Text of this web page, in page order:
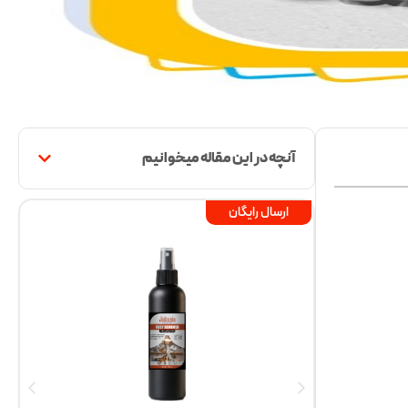
آنچه در این مقاله میخوانیم
ارسال رایگان